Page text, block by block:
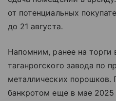
от потенциальных
до 21 августа.
Напомним, ранее на
таганрогского завода по
металлических порошков.
банкротом еще в мае 2025